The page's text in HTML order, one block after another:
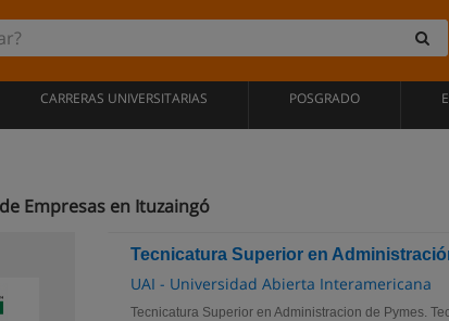
CARRERAS UNIVERSITARIAS POSGRADO
Empresas en Ituzaingó
Tecnicatura Superior en
UAI - Universidad Abierta Interamericana
Tecnicatura Superior en Administracion de Pymes.